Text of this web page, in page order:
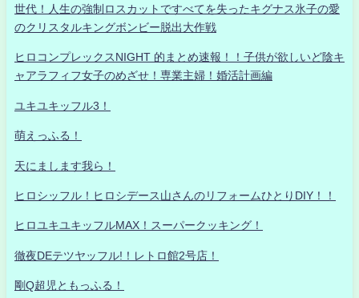
世代！人生の強制ロスカットですべてを失ったキグナス氷子の愛
のクリスタルキングボンビー脱出大作戦
ヒロコンプレックスNIGHT 的まとめ速報！！子供が欲しいど陰キ
ャアラフィフ女子のめざせ！専業主婦！婚活計画編
ユキユキッフル3！
萌えっふる！
天にまします我ら！
ヒロシッフル！ヒロシデース山さんのリフォームひとりDIY！！
ヒロユキユキッフルMAX！スーパークッキング！
徹夜DEテツヤッフル!！レトロ館2号店！
剛Q超児ともっふる！